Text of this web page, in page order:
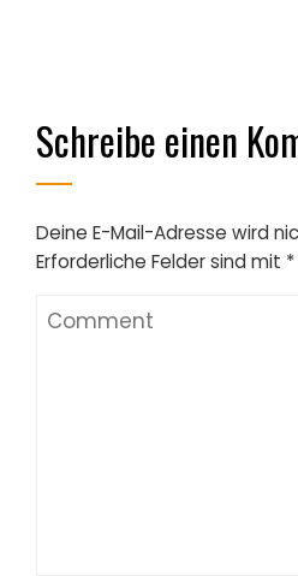
Schreibe einen
Deine E-Mail-Adresse wird
Erforderliche Felder sind mit *